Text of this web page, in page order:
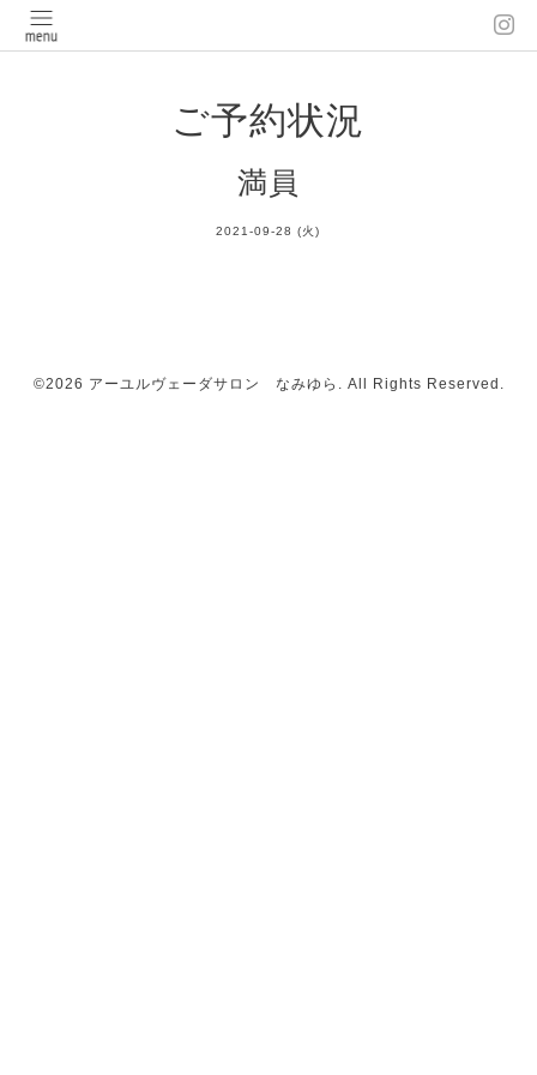
ご予約状況
満員
2021-09-28 (火)
©2026 アーユルヴェーダサロン なみゆら . All Rights Reserved.